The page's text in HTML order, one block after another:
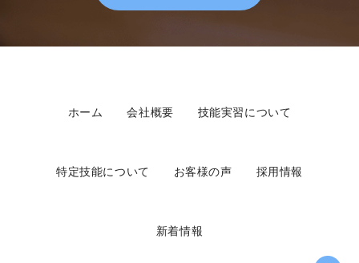
ホーム 会社概要 技能実習について
特定技能について お客様の声 採用情報
新着情報